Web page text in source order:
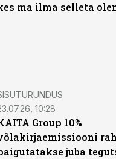
ma ilma selleta
ST
10:28
Group 10%
juba